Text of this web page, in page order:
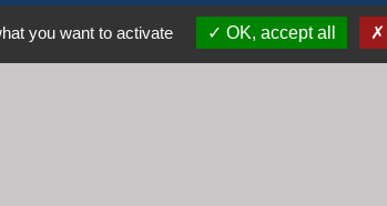
69640 Cogny - FRANCE
+33 4 74 67 30 55
you want to activate OK, accept all